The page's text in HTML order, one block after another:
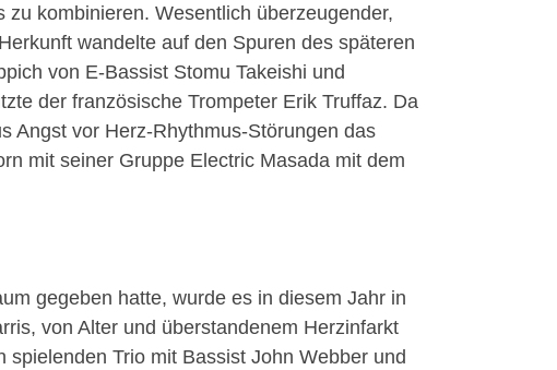
kombinieren. Wesentlich überzeugender,
wandelte auf den Spuren des späteren
von E-Bassist Stomu Takeishi und
der französische Trompeter Erik Truffaz. Da
Angst vor Herz-Rhythmus-Störungen das
mit seiner Gruppe Electric Masada mit dem
gegeben hatte, wurde es in diesem Jahr in
von Alter und überstandenem Herzinfarkt
Trio mit Bassist John Webber und